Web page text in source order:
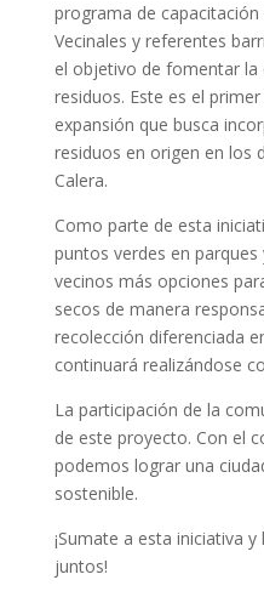
programa de
Vecinales y referentes
el objetivo de fomentar la
residuos. Este es el
expansión que busca
residuos en origen en los
Calera.
Como parte de esta
puntos verdes en
vecinos más opciones
secos de manera
recolección diferenciada
continuará realizándose
La participación de la
de este proyecto. Con el
podemos lograr una
sostenible.
¡Sumate a esta iniciativa
juntos!